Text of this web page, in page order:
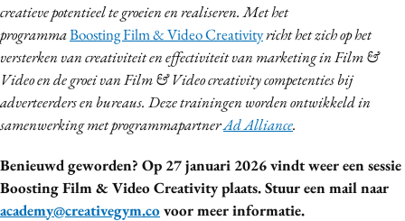
creatieve potentieel te groeien en realiseren. Met het
programmaBoosting Film & Video Creativityricht het zich op het
versterken van creativiteit en effectiviteit van marketing in Film &
Video en de groei van Film & Video creativity competenties bij
adverteerders en bureaus. Deze trainingen worden ontwikkeld in
samenwerking met programmapartnerAd Alliance.
Benieuwd geworden? Op 27 januari 2026 vindt weer een sessie
Boosting Film & Video Creativity plaats. Stuur een mail naar
academy@creativegym.covoor meer informatie.